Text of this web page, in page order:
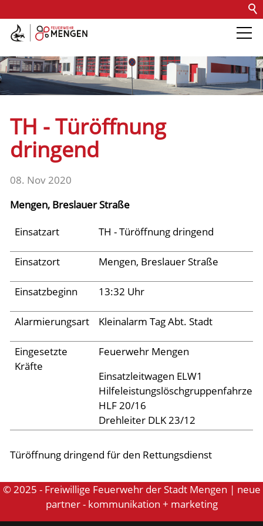
Kontakt Impressum
Barrierefreiheit
Die Feuerwehr
Fachdienste
Fahrzeuge
Einsätze
Jugend
Aktuelles
Links
TH - Türöffnung
dringend
08. Nov 2020
Mengen, Breslauer Straße
Einsatzart
TH - Türöffnung dringend
Einsatzort Mengen, Breslauer Straße
Einsatzbeginn 13:32 Uhr
Alarmierungsart Kleinalarm Tag Abt. Stadt
Eingesetzte
Kräfte
Feuerwehr Mengen
Einsatzleitwagen ELW1
Hilfeleistungslöschgruppenfahrzeug
HLF 20/16
Drehleiter DLK 23/12
Türöffnung dringend für den Rettungsdienst
© 2025 - Freiwillige Feuerwehr der Stadt Mengen | neue
partner - kommunikation + marketing